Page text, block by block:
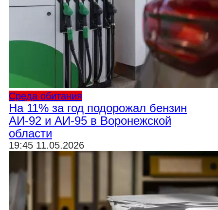
Среда обитания
На 11% за год подорожал бензин
АИ-92 и АИ-95 в Воронежской
области
19:45 11.05.2026